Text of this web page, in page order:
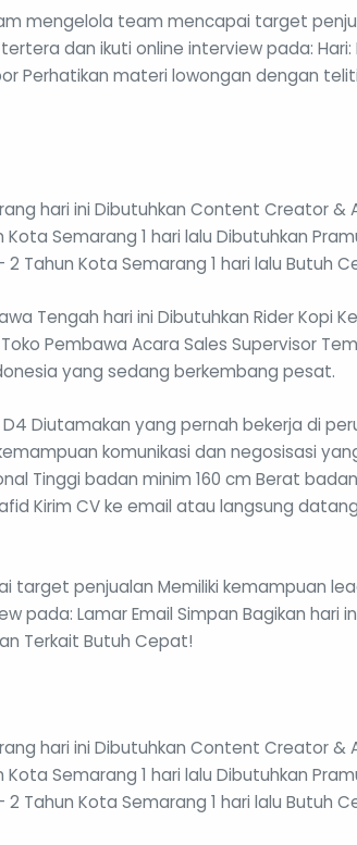
mengelola team mencapai target
dan ikuti online interview pada: Hari:
Perhatikan materi lowongan dengan
hari ini Dibutuhkan Content Creator &
Semarang 1 hari lalu Dibutuhkan
Tahun Kota Semarang 1 hari lalu Butuh
Tengah hari ini Dibutuhkan Rider Kopi
Pembawa Acara Sales Supervisor
yang sedang berkembang pesat.
D4 Diutamakan yang pernah bekerja di
komunikasi dan negosisasi
Tinggi badan minim 160 cm Berat
Kirim CV ke email atau langsung
penjualan Memiliki kemampuan
pada: Lamar Email Simpan Bagikan hari
Terkait Butuh Cepat!
hari ini Dibutuhkan Content Creator &
Semarang 1 hari lalu Dibutuhkan
Tahun Kota Semarang 1 hari lalu Butuh